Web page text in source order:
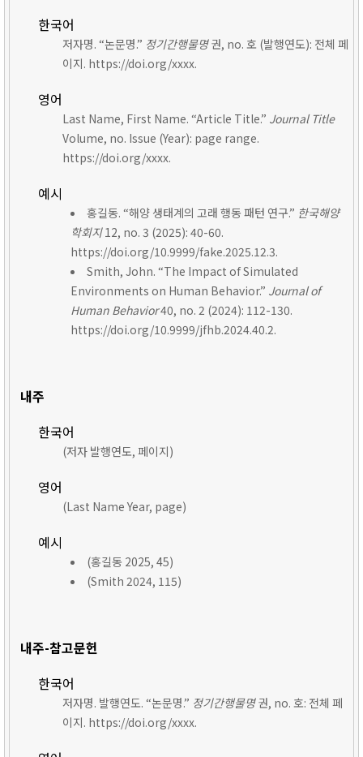
한국어
저자명. “논문명.” 정기간행물명권, no. 호 (발행연도): 전체 페
이지. https://doi.org/xxxx.
영어
Last Name, First Name. “Article Title.” Journal Title
Volume, no. Issue (Year): page range.
https://doi.org/xxxx.
예시
홍길동. “해양 생태계의 고래 행동 패턴 연구.” 한국해양
학회지12, no. 3 (2025): 40-60.
https://doi.org/10.9999/fake.2025.12.3.
Smith, John. “The Impact of Simulated
Environments on Human Behavior.” Journal of
Human Behavior40, no. 2 (2024): 112-130.
https://doi.org/10.9999/jfhb.2024.40.2.
내주
한국어
(저자 발행연도, 페이지)
영어
(Last Name Year, page)
예시
(홍길동 2025, 45)
(Smith 2024, 115)
내주-참고문헌
한국어
저자명. 발행연도. “논문명.” 정기간행물명권, no. 호: 전체 페
이지. https://doi.org/xxxx.